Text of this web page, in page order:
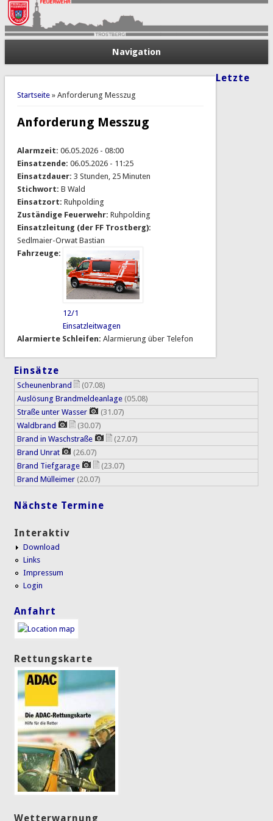
Navigation
Sie sind hier
Startseite» Anforderung Messzug
Anforderung Messzug
Alarmzeit: 06.05.2026 - 08:00
Einsatzende: 06.05.2026 - 11:25
Einsatzdauer: 3 Stunden, 25 Minuten
Stichwort: B Wald
Einsatzort: Ruhpolding
Zuständige Feuerwehr: Ruhpolding
Einsatzleitung (der FF Trostberg):
Sedlmaier-Orwat Bastian
Fahrzeuge:
12/1
Einsatzleitwagen
Alarmierte Schleifen: Alarmierung über Telefon
Letzte
Einsätze
Scheunenbrand
(07.08)
Auslösung Brandmeldeanlage (05.08)
Straße unter Wasser
(31.07)
Waldbrand
(30.07)
Brand in Waschstraße
(27.07)
Brand Unrat
(26.07)
Brand Tiefgarage
(23.07)
Brand Mülleimer (20.07)
Nächste Termine
Interaktiv
Download
Links
Impressum
Login
Anfahrt
Rettungskarte
Wetterwarnung